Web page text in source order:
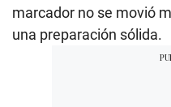
marcador no se movió
una preparación sólida.